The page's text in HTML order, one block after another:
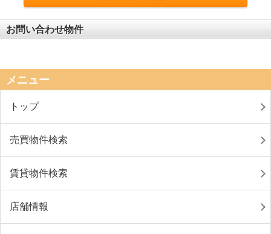
お問い合わせ物件
メニュー
トップ
売買物件検索
賃貸物件検索
店舗情報